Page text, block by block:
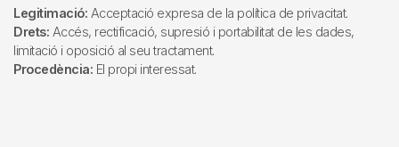
Legitimació: Acceptació expresa de la política de privacitat.
Drets: Accés, rectificació, supresió i portabilitat de les dades,
limitació i oposició al seu tractament.
Procedència: El propi interessat.